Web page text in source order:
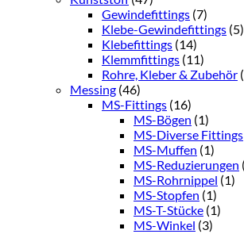
Gewindefittings (7)
Klebe-Gewindefittings (5)
Klebefittings (14)
Klemmfittings (11)
Rohre, Kleber & Zubehör
Messing (46)
MS-Fittings (16)
MS-Bögen (1)
MS-Diverse Fittings
MS-Muffen (1)
MS-Reduzierungen
MS-Rohrnippel (1)
MS-Stopfen (1)
MS-T-Stücke (1)
MS-Winkel (3)